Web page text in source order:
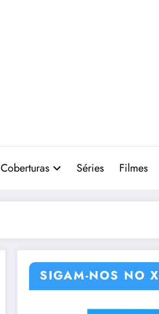
Coberturas Séries Filmes
SIGAM-NOS NO X